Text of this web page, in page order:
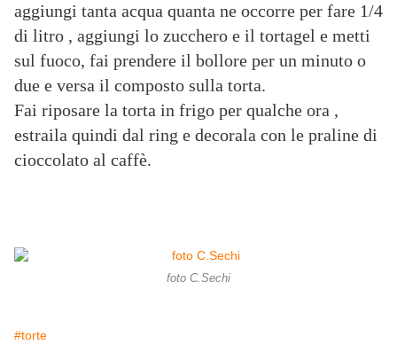
aggiungi tanta acqua quanta ne occorre per fare 1/4
di litro , aggiungi lo zucchero e il tortagel e metti
sul fuoco, fai prendere il bollore per un minuto o
due e versa il composto sulla torta.
Fai riposare la torta in frigo per qualche ora ,
estraila quindi dal ring e decorala con le praline di
cioccolato al caffè.
foto C.Sechi
#torte